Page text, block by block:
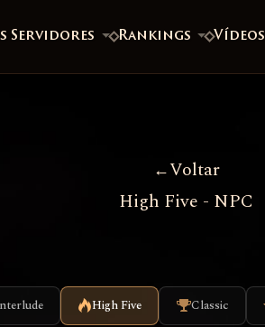
Servidores Rankings Vídeos
Voltar
High Five - NPC
High Five Classic